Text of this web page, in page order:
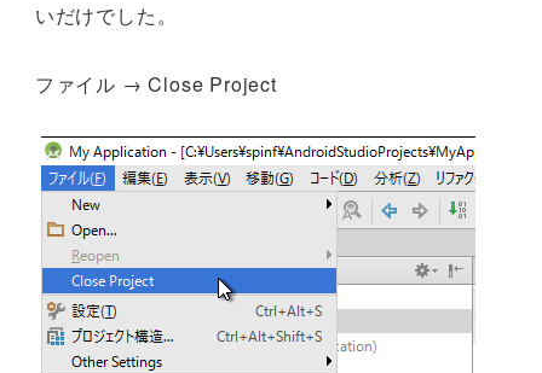
いだけでした。
ファイル → Close Project